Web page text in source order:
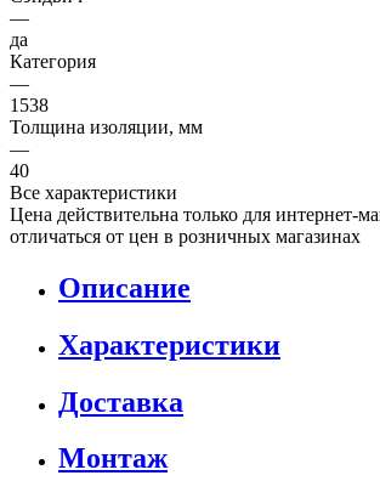
—
да
Категория
—
1538
Толщина изоляции, мм
—
40
Все характеристики
Цена действительна только для интернет-
отличаться от цен в розничных магазинах
Описание
Характеристики
Доставка
Монтаж